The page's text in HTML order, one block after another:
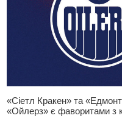
«Сіетл Кракен» та
«Ойлерз» є фаворитами з